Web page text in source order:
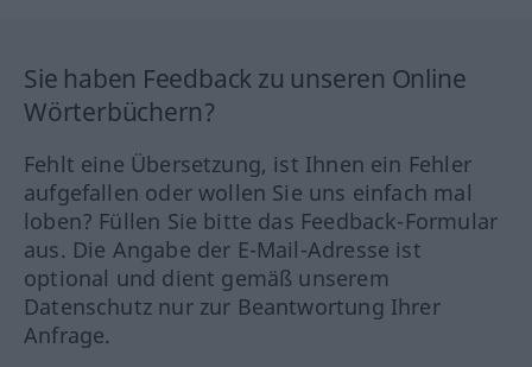
Sie haben Feedback zu unseren Online
Wörterbüchern?
Fehlt eine Übersetzung, ist Ihnen ein Fehler
aufgefallen oder wollen Sie uns einfach mal
loben? Füllen Sie bitte das Feedback-Formular
aus. Die Angabe der E-Mail-Adresse ist
optional und dient gemäß unserem
Datenschutz nur zur Beantwortung Ihrer
Anfrage.